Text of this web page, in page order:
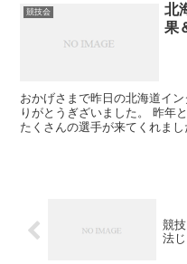
競技会
北
果
おかげさまで昨日の北海道イ
りがとうぎざいました。 昨年
たくさんの選手が来てくれま
競
法